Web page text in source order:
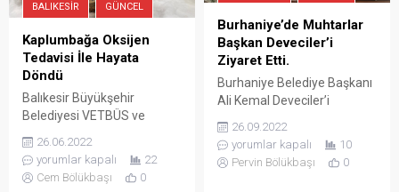
BALIKESIR GÜNCEL
Kaplumbağa Oksijen
Tedavisi İle Hayata
Döndü
Balıkesir Büyükşehir
Belediyesi VETBÜS ve
Marmaris’teki orman
yangının olduğu bölgeye
gider gitmez,
26.06.2022
yorumlar kapalı
22
Cem Bölükbaşı
0
Burhaniye’de Muhtarlar
Başkan Deveciler’i
Ziyaret Etti.
Burhaniye Belediye Başkanı
Ali Kemal Deveciler’i
halkası olan Muhtarların
kurduğu “Burhaniye
Muhtarlar Derneği” üyeleri
26.09.2022
yorumlar kapalı
10
Pervin Bölükbaşı
0